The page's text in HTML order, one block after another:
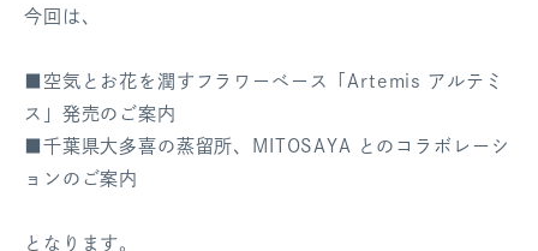
今回は、
■空気とお花を潤すフラワーベース「Artemis アルテミ
ス」発売のご案内
■千葉県大多喜の蒸留所、MITOSAYA とのコラボレーシ
ョンのご案内
となります。